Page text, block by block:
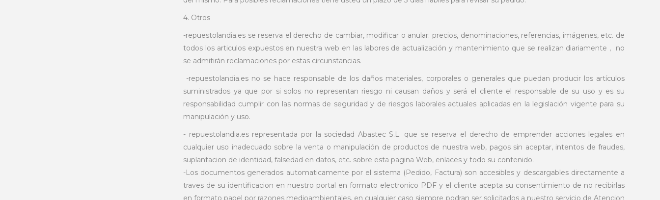
4. Otros
-repuestolandia.es se reserva el derecho de cambiar, modificar o anular: precios, denominaciones, referencias, imágenes, etc. de
todos los articulos expuestos en nuestra web en las labores de actualización y mantenimiento que se realizan diariamente , no
se admitirán reclamaciones por estas circunstancias.
-repuestolandia.es no se hace responsable de los daños materiales, corporales o generales que puedan producir los artículos
suministrados ya que por si solos no representan riesgo ni causan daños y será el cliente el responsable de su uso y es su
responsabilidad cumplir con las normas de seguridad y de riesgos laborales actuales aplicadas en la legislación vigente para su
manipulación y uso.
- repuestolandia.es representada por la sociedad Abastec S.L. que se reserva el derecho de emprender acciones legales en
cualquier uso inadecuado sobre la venta o manipulación de productos de nuestra web, pagos sin aceptar, intentos de fraudes,
suplantacion de identidad, falsedad en datos, etc. sobre esta pagina Web, enlaces y todo su contenido.
-Los documentos generados automaticamente por el sistema (Pedido, Factura) son accesibles y descargables directamente a
traves de su identificacion en nuestro portal en formato electronico PDF y el cliente acepta su consentimiento de no recibirlas
en formato papel por razones medioambientales, en cualquier caso siempre podran ser solicitados a nuestro servicio de Atencion